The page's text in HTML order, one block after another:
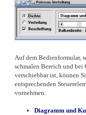
Auf dem Bedienformular,
schmalen Bereich und
verschiebbar ist, können
entsprechenden
vornehmen:
Diagramm und